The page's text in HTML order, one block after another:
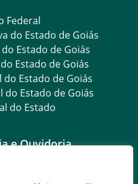
Federal
do Estado de Goiás
Estado de Goiás
Estado de Goiás
Estado de Goiás
Estado de Goiás
do Estado
e Ouvidoria